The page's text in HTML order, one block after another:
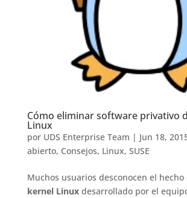
Cómo eliminar software privativo
Linux
por UDS Enterprise Team | Jun 18,
abierto, Consejos, Linux, SUSE
Muchos usuarios desconocen el hecho
kernel Linuxdesarrollado por el